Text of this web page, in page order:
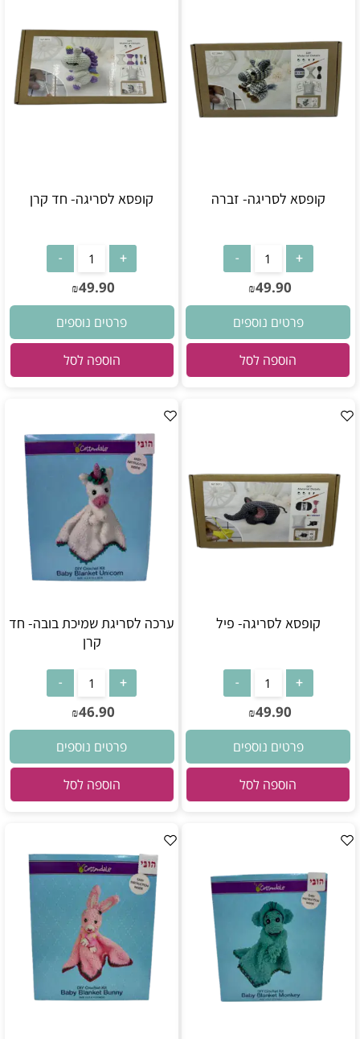
קופסא לסריגה- זברה
₪49.90
פרטים נוספים
הוספה לסל
קופסא לסריגה- חד קרן
₪49.90
פרטים נוספים
הוספה לסל
קופסא לסריגה- פיל
₪49.90
פרטים נוספים
הוספה לסל
ערכה לסריגת שמיכת בובה- חד
קרן
₪46.90
פרטים נוספים
הוספה לסל